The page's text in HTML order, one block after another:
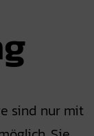
sind nur mit